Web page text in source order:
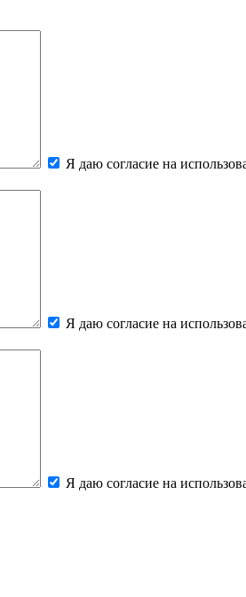
Я даю согласие на
Я даю согласие на
Я даю согласие на